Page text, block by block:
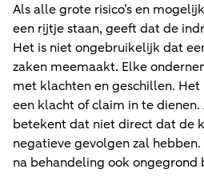
Als alle grote risico’s en
een rijtje staan, geeft dat de
Het is niet ongebruikelijk dat
zaken meemaakt. Elke
met klachten en geschillen.
een klacht of claim in te
betekent dat niet direct dat de
negatieve gevolgen zal
na behandeling ook ongegrond